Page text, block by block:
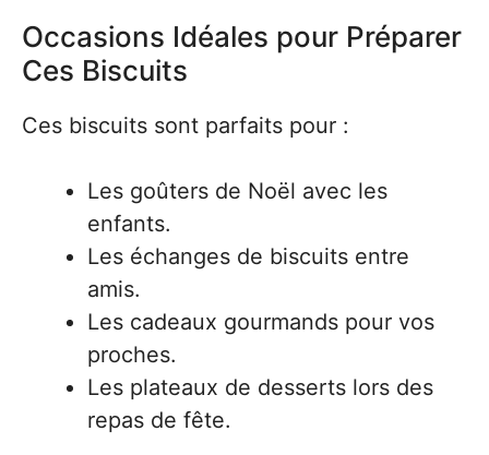
Occasions Idéales pour Préparer
Ces Biscuits
Ces biscuits sont parfaits pour :
Les goûters de Noël avec les
enfants.
Les échanges de biscuits entre
amis.
Les cadeaux gourmands pour vos
proches.
Les plateaux de desserts lors des
repas de fête.